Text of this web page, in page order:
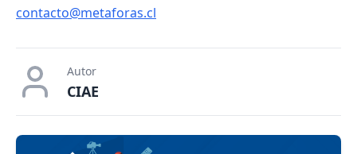
contacto@metaforas.cl
Autor
CIAE